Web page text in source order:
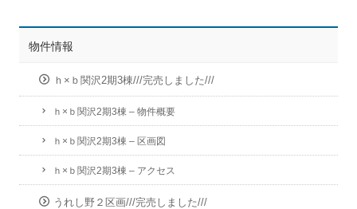
物件情報
ｈ×ｂ関沢2期3棟///完売しました///
ｈ×ｂ関沢2期3棟 – 物件概要
ｈ×ｂ関沢2期3棟 – 区画図
ｈ×ｂ関沢2期3棟 – アクセス
うれし野２区画///完売しました///